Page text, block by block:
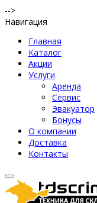
-->
Навигация
Главная
Каталог
Акции
Услуги
Аренда
Сервис
Эвакуатор
Бонусы
О компании
Доставка
Контакты